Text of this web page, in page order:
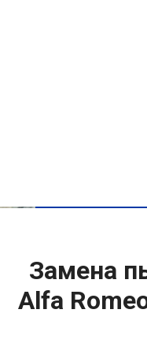
Замена
Alfa